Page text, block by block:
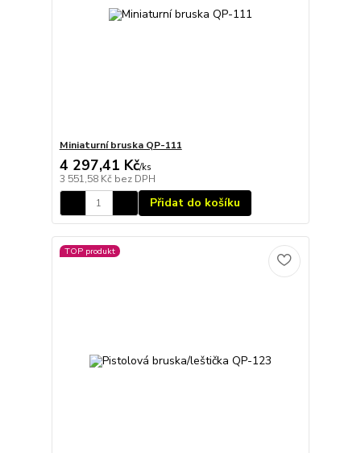
Miniaturní bruska QP-111
4 297,41 Kč/ks
3 551,58 Kč bez DPH
Přidat do košíku
TOP produkt